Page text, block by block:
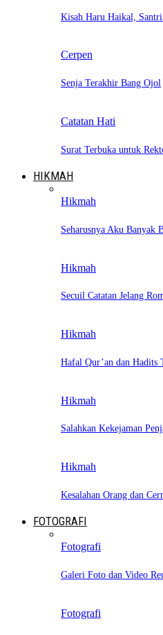
Kisah Haru Haikal,
Cerpen
Senja Terakhir Bang Ojol
Catatan Hati
Surat Terbuka untuk
HIKMAH
Hikmah
Seharusnya Aku Banyak
Hikmah
Secuil Catatan Jelang
Hikmah
Hafal Qur’an dan Hadits
Hikmah
Salahkan Kekejaman
Hikmah
Kesalahan Orang dan
FOTOGRAFI
Fotografi
Galeri Foto dan Video
Fotografi